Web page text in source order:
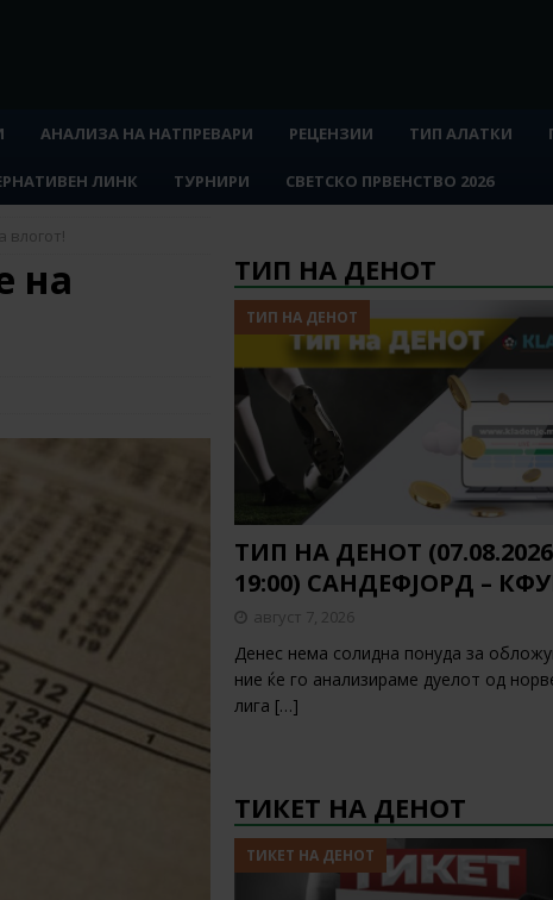
АНАЛИЗА НА НАТПРЕВАРИ РЕЦЕНЗИИ ТИП АЛАТКИ
ЛИНК ТУРНИРИ СВЕТСКО ПРВЕНСТВО 2026
влогот!
на
ТИП НА ДЕНОТ
ТИП НА ДЕНОТ
ТИП НА ДЕНОТ
19:00) САНДЕФЈОРД –
август 7, 2026
Денес нема солидна понуда за
ние ќе го анализираме дуелот од
лига […]
ТИКЕТ НА ДЕНОТ
ТИКЕТ НА ДЕНОТ